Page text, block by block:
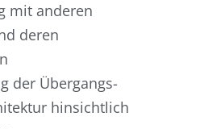
mit anderen
deren
der Übergangs-
hinsichtlich